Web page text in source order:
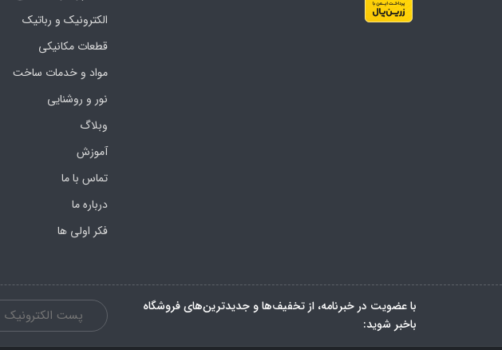
الکترونیک و رباتیک
قطعات مکانیکی
مواد و خدمات ساخت
نور و روشنایی
وبلاگ
آموزش
تماس با ما
درباره ما
فکر اولی ها
با عضویت در خبرنامه، از تخفیف‌ها و جدیدترین‌های فروشگاه
باخبر شوید: